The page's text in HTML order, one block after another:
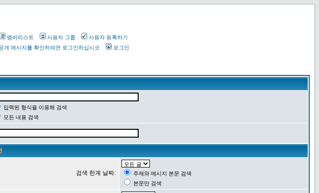
멤버리스트 사용자 그룹
사용자 등록하기
개 메시지를 확인하려면 로그인하십시오 로그인
입력된 형식을 이용해 검색
모든 내용 검색
검색 한계 날짜:
주제와 메시지 본문 검색
본문만 검색